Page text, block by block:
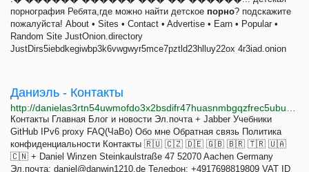
порнография Ребята,где можно найти детское порно? подскажите
пожалуйста! About • Sites • Contact • Advertise • Earn • Popular •
Random Site JustOnion.directory
JustDirs5iebdkegiwbp3k6vwgwyr5mce7pztld23hlluy22ox 4r3iad.onion
Даниэль - Контакты
Контакты Главная Блог и новости Эл.почта + Jabber Учебники
GitHub IPv6 proxy FAQ(ЧаВо) Обо мне Обратная связь Политика
конфиденциальности Контакты 🇷🇺 🇨🇿 🇩🇪 🇬🇧 🇧🇷 🇹🇷 🇺🇦
🇨🇳 + Daniel Winzen Steinkaulstraße 47 52070 Aachen Germany
Эл.почта: daniel@danwin1210.de Телефон: +4917698819809 VAT ID